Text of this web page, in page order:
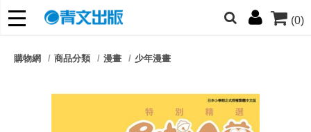
(0)
朋友們，提高警覺！
購物網 商品分類 漫畫 少年漫畫